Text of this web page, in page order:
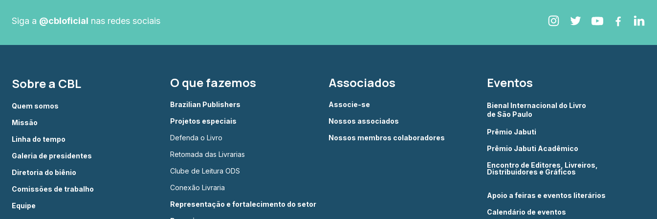
Siga a @cbloficial nas redes sociais
Sobre a CBL
Quem somos
Missão
Linha do tempo
Galeria de presidentes
Diretoria do biênio
Comissões de trabalho
Equipe
O que fazemos
Brazilian Publishers
Projetos especiais
Defenda o Livro
Retomada das Livrarias
Clube de Leitura ODS
Conexão Livraria
Representação e fortalecimento do setor
Associados
Associe-se
Nossos associados
Nossos membros colaboradores
Eventos
Bienal Internacional do Livro
de São Paulo
Prêmio Jabuti
Prêmio Jabuti Acadêmico
Encontro de Editores, Livreiros,
Distribuidores e Gráficos
Apoio a feiras e eventos literários
Calendário de eventos